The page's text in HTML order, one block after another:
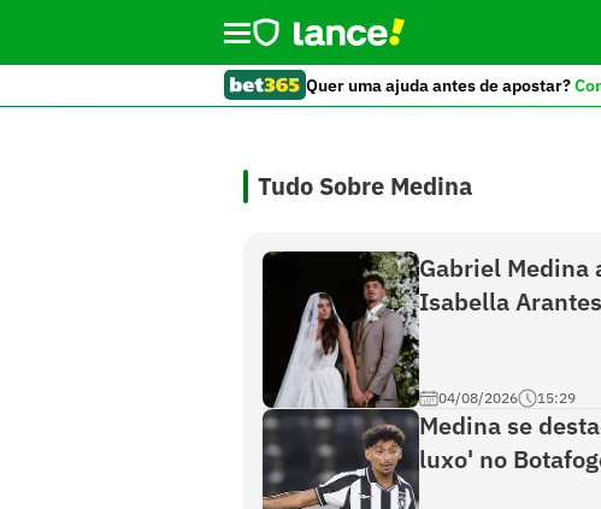
Quer uma ajuda antes de apostar?
Tudo Sobre Medina
Gabriel Medina
Isabella Arantes
04/08/2026 15:29
Medina se
luxo' no